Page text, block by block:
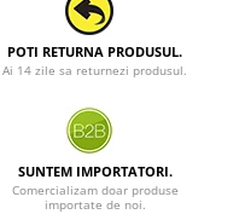
POTI RETURNA PRODUSUL.
Ai 14 zile sa returnezi produsul.
SUNTEM IMPORTATORI.
Comercializam doar produse
importate de noi.